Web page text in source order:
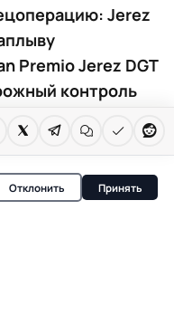
Jerez
Premio Jerez DGT
контроль
ключевых
Отклонить Принять